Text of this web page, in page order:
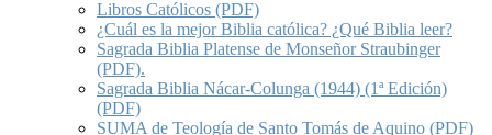
Libros Católicos (PDF)
¿Cuál es la mejor Biblia católica? ¿Qué Biblia leer?
Sagrada Biblia Platense de Monseñor Straubinger
(PDF).
Sagrada Biblia Nácar-Colunga (1944) (1ª Edición)
(PDF)
SUMA de Teología de Santo Tomás de Aquino (PDF)